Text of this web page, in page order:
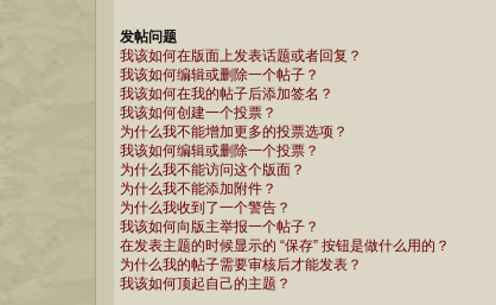
发帖问题
我该如何在版面上发表话题或者回复？
我该如何编辑或删除一个帖子？
我该如何在我的帖子后添加签名？
我该如何创建一个投票？
为什么我不能增加更多的投票选项？
我该如何编辑或删除一个投票？
为什么我不能访问这个版面？
为什么我不能添加附件？
为什么我收到了一个警告？
我该如何向版主举报一个帖子？
在发表主题的时候显示的 “保存” 按钮是做什么用的？
为什么我的帖子需要审核后才能发表？
我该如何顶起自己的主题？